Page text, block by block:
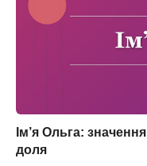
Ім’я Ольга:
доля